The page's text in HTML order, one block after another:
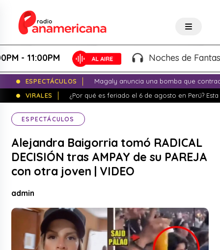
11:00PM Noches de Fantasía -
ESPECTÁCULOS
Magaly anuncia una bomba que
VIRALES
¿Por qué es feriado el 6 de agosto en Perú?
ESPECTÁCULOS
Alejandra Baigorria tomó RADICAL
DECISIÓN tras AMPAY de su PAREJA
con otra joven | VIDEO
admin